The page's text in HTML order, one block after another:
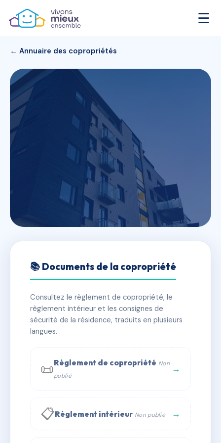
☰
← Annuaire des copropriétés
NYMPHES RÉSIDENCE (021)
✓ Immatriculée 🏠 34 lots 🏗 1 bâtiment(s)
📞 Contacter Syndic Digital
📚 Documents de la copropriété
Consultez le règlement de copropriété, le
règlement intérieur et les consignes de
sécurité de la résidence, traduits en plusieurs
langues.
📜Règlement de copropriété Non
publié
→
📋Règlement intérieur Non publié →